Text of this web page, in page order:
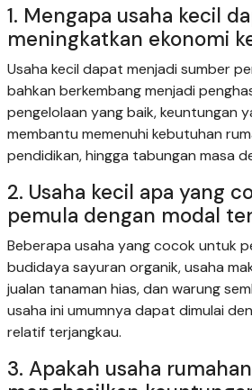
1. Mengapa usaha kecil
meningkatkan ekonomi
Usaha kecil dapat menjadi sumber
bahkan berkembang menjadi
pengelolaan yang baik, keuntungan
membantu memenuhi kebutuhan
pendidikan, hingga tabungan masa
2. Usaha kecil apa yang
pemula dengan modal
Beberapa usaha yang cocok untuk
budidaya sayuran organik, usaha
jualan tanaman hias, dan warung
usaha ini umumnya dapat dimulai
relatif terjangkau.
3. Apakah usaha